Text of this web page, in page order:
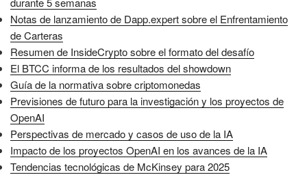
Notas de lanzamiento de Dapp.expert sobre el Enfrentamiento
de Carteras
Resumen de InsideCrypto sobre el formato del desafío
El BTCC informa de los resultados del showdown
Guía de la normativa sobre criptomonedas
Previsiones de futuro para la investigación y los proyectos de
OpenAI
Perspectivas de mercado y casos de uso de la IA
Impacto de los proyectos OpenAI en los avances de la IA
Tendencias tecnológicas de McKinsey para 2025